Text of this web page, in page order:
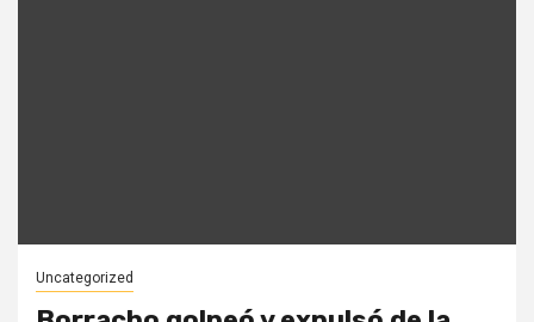
Uncategorized